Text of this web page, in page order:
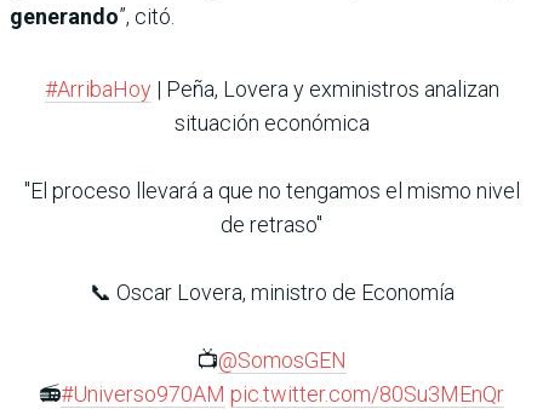
generando”, citó.
#ArribaHoy| Peña, Lovera y exministros analizan
situación económica
"El proceso llevará a que no tengamos el mismo nivel
de retraso"
📞 Oscar Lovera, ministro de Economía
📺@SomosGEN
📻#Universo970AM pic.twitter.com/80Su3MEnQr